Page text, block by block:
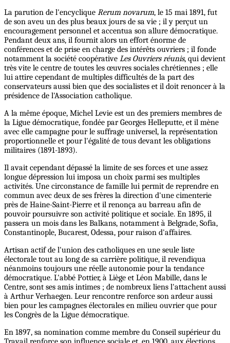
La parution de l'encyclique Rerum novarum, le 15 mai 1891, fut
de son aveu un des plus beaux jours de sa vie ; il y perçut un
encouragement personnel et accentua son allure démocratique.
Pendant deux ans, il fournit alors un effort énorme de
conférences et de prise en charge des intérêts ouvriers ; il fonde
notamment la société coopérative Les Ouvriers réunis, qui devient
très vite le centre de toutes les œuvres sociales chrétiennes ; elle
lui attire cependant de multiples difficultés de la part des
conservateurs aussi bien que des socialistes et il doit renoncer à la
présidence de l'Association catholique.
A la même époque, Michel Levie est un des premiers membres de
la Ligue démocratique, fondée par Georges Helleputte, et il mène
avec elle campagne pour le suffrage universel, la représentation
proportionnelle et pour l'égalité de tous devant les obligations
militaires (1891-1893).
Il avait cependant dépassé la limite de ses forces et une assez
longue dépression lui imposa un choix parmi ses multiples
activités. Une circonstance de famille lui permit de reprendre en
commun avec deux de ses frères la direction d'une cimenterie
près de Haine-Saint-Pierre et il renonça au barreau afin de
pouvoir poursuivre son activité politique et sociale. En 1895, il
passera un mois dans les Balkans, notamment à Belgrade, Sofia,
Constantinople, Bucarest, Odessa, pour raison d'affaires.
Artisan actif de l'union des catholiques en une seule liste
électorale tout au long de sa carrière politique, il revendiqua
néanmoins toujours une réelle autonomie pour la tendance
démocratique. L'abbé Pottier, à Liège et Léon Mabille, dans le
Centre, sont ses amis intimes ; de nombreux liens l'attachent aussi
à Arthur Verhaegen. Leur rencontre renforce son ardeur aussi
bien pour les campagnes électorales en milieu ouvrier que pour
les Congrès de la Ligue démocratique.
En 1897, sa nomination comme membre du Conseil supérieur du